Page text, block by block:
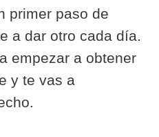
primer paso de
a dar otro cada día.
empezar a obtener
y te vas a